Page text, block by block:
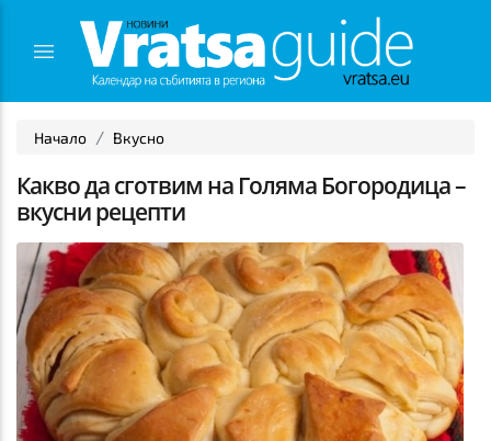
Начало Вкусно
Какво да сготвим на Голяма Богородица –
вкусни рецепти